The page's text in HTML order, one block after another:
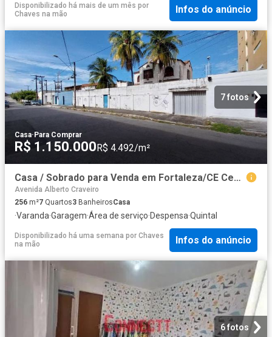
Disponibilizado há mais de um mês por
Chaves na mão
Infos do anúncio
7 fotos
Casa·Para Comprar
R$ 1.150.000R$ 4.492/m²
Casa / Sobrado para Venda em Fortaleza/CE Centro 7 Quartos
Avenida Alberto Craveiro
256 m²7 Quartos3 BanheirosCasa
·Varanda·Garagem·Área de serviço·Despensa·Quintal
Disponibilizado há uma semana por Chaves
na mão
Infos do anúncio
6 fotos